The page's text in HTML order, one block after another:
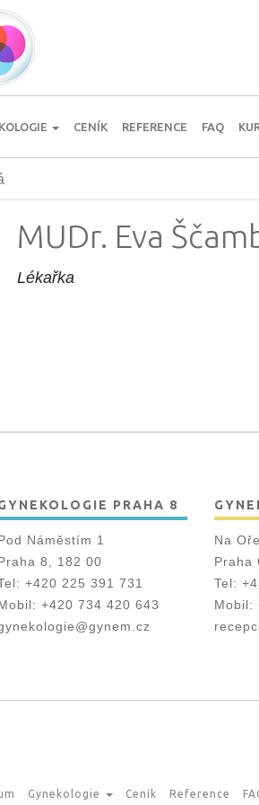
CENÍK REFERENCE FAQ
MUDr. Eva
Lékařka
PRAHA 8
Náměstím 1
8, 182 00
+420 225 391 731
+420 734 420 643
Na
Praha
Tel:
Mobil:
Gynekologie Ceník Reference